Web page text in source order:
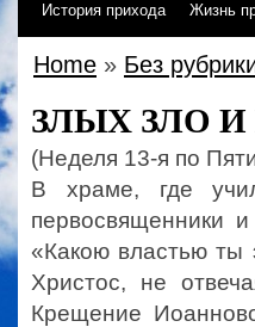
История прихода Жизнь
Home » Без
ЗЛЫХ ЗЛО
(Неделя 13-я по
В храме, где
первосвященники
«Какою властью ты
Христос, не
Крещение